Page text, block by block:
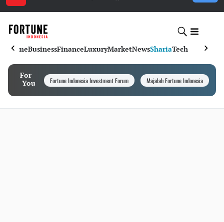
HomeBusinessFinanceLuxuryMarketNewsShariaTech
For
You
Fortune Indonesia Investment Forum Majalah Fortune Indonesia